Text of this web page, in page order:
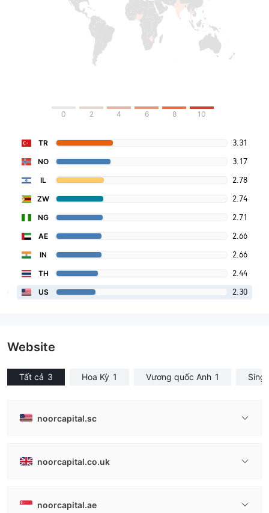
0 2 4 6 8 10
TR 3.31
NO 3.17
IL 2.78
ZW 2.74
NG 2.71
AE 2.66
IN 2.66
TH 2.44
US 2.30
Website
Tất cả 3 Hoa Kỳ 1 Vương quốc Anh 1
noorcapital.sc
noorcapital.co.uk
noorcapital.ae